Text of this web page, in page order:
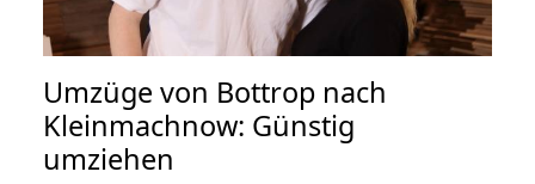
Umzüge von Bottrop nach
Kleinmachnow: Günstig
umziehen